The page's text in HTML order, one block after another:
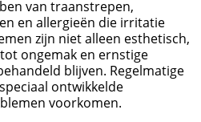
van traanstrepen,
en allergieën die irritatie
zijn niet alleen esthetisch,
ongemak en ernstige
blijven. Regelmatige
ontwikkelde
voorkomen.